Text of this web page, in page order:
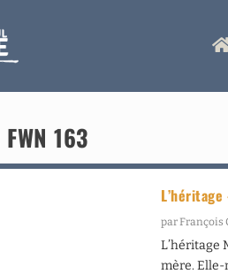
FWN 163
parFrançois
L’héritage
mère. Elle-